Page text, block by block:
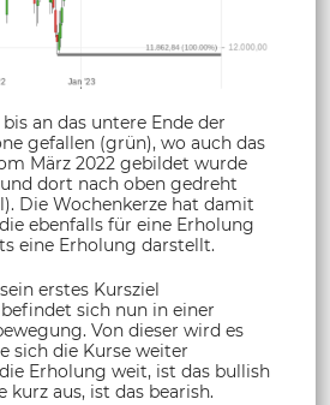
an das untere Ende der
gefallen (grün), wo auch das
März 2022 gebildet wurde
dort nach oben gedreht
Die Wochenkerze hat damit
ebenfalls für eine Erholung
eine Erholung darstellt.
erstes Kursziel
sich nun in einer
Von dieser wird es
sich die Kurse weiter
Erholung weit, ist das bullish
kurz aus, ist das bearish.